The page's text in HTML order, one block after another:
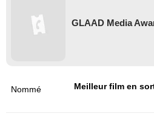
GLAAD Media
Nommé Meilleur film en